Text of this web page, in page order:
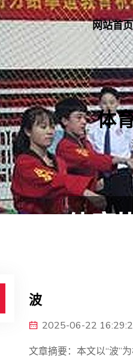
网站首页
体
波
2025-06-22
文章摘要：本文以“波”